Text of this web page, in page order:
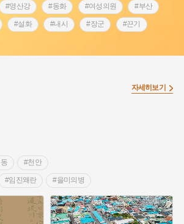
#영산강 #동화 #여성의원 #부산
#설화 #내시 #장군 #끈기
#수령
#한의학
#강진 #제주도설화
#온라인 생활사박물관 #바위설화 #마을
#고구려 #지명 #지명유래
#천안
#임진왜란 #을미의병
군 #아우내장
열사 #병천순대
자세히보기